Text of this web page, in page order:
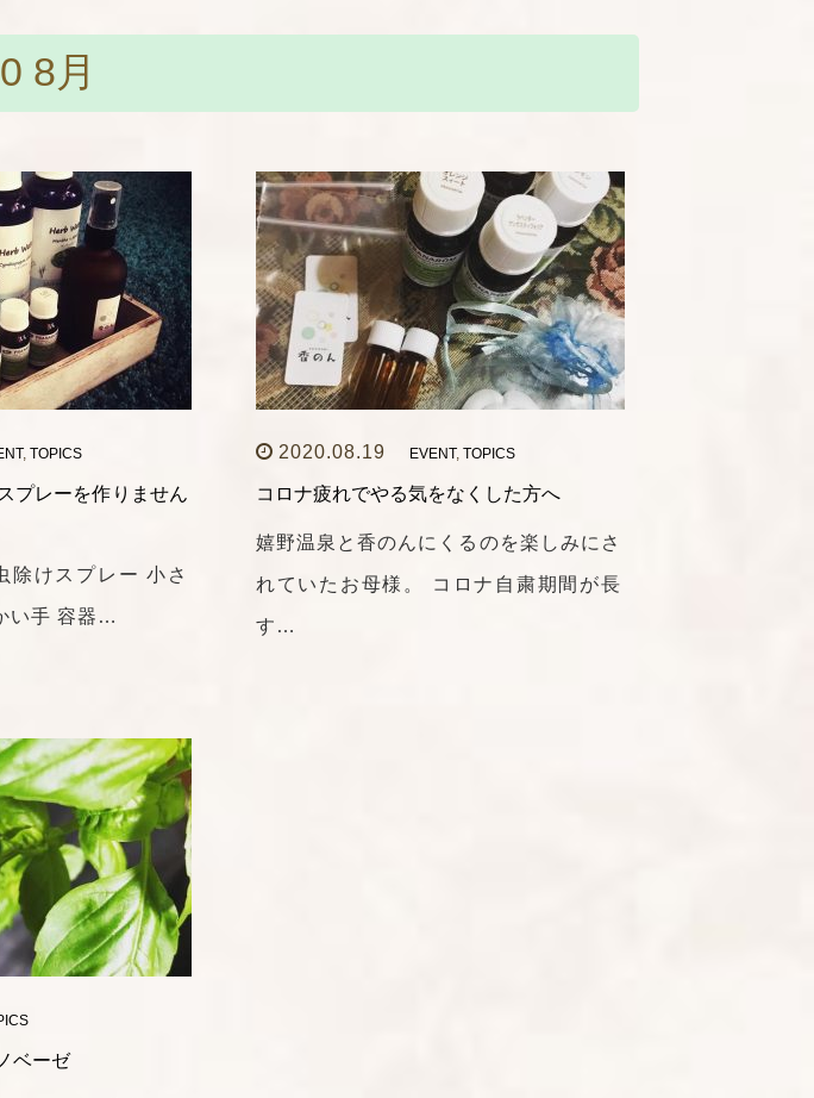
8月
, TOPICS
プレーを作りません
除けスプレー 小さ
い手 容器…
2020.08.19 EVENT, TOPICS
コロナ疲れでやる気をなくした方へ
嬉野温泉と香のんにくるのを楽しみにさ
れていたお母様。 コロナ自粛期間が長
す…
ベーゼ